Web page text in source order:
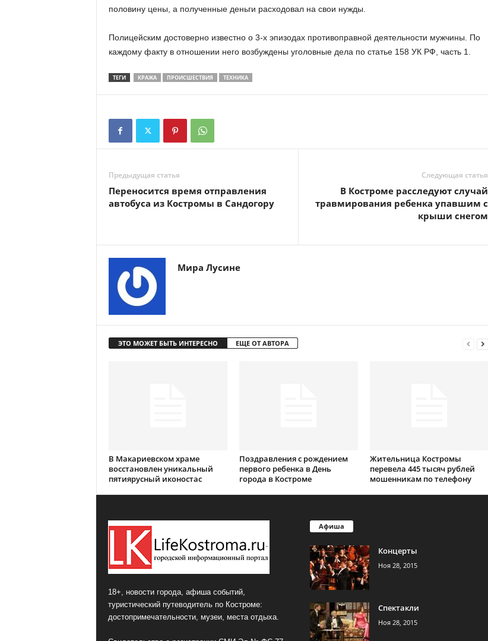
половину цены, а полученные деньги расходовал на свои нужды.
Полицейским достоверно известно о 3-х эпизодах противоправной деятельности мужчины. По
каждому факту в отношении него возбуждены уголовные дела по статье 158 УК РФ, часть 1.
ТЕГИ КРАЖА ПРОИСШЕСТВИЯ ТЕХНИКА
Предыдущая статья
Переносится время отправления
автобуса из Костромы в Сандогору
Следующая статья
В Костроме расследуют случай
травмирования ребенка упавшим с
крыши снегом
Мира Лусине
ЭТО МОЖЕТ БЫТЬ ИНТЕРЕСНО ЕЩЕ ОТ АВТОРА
В Макариевском храме
восстановлен уникальный
пятиярусный иконостас
Поздравления с рождением
первого ребенка в День
города в Костроме
Жительница Костромы
перевела 445 тысяч рублей
мошенникам по телефону
18+, новости города, афиша событий,
туристический путеводитель по Костроме:
достопримечательности, музеи, места отдыха.
Афиша
Концерты
Ноя 28, 2015
Спектакли
Ноя 28, 2015